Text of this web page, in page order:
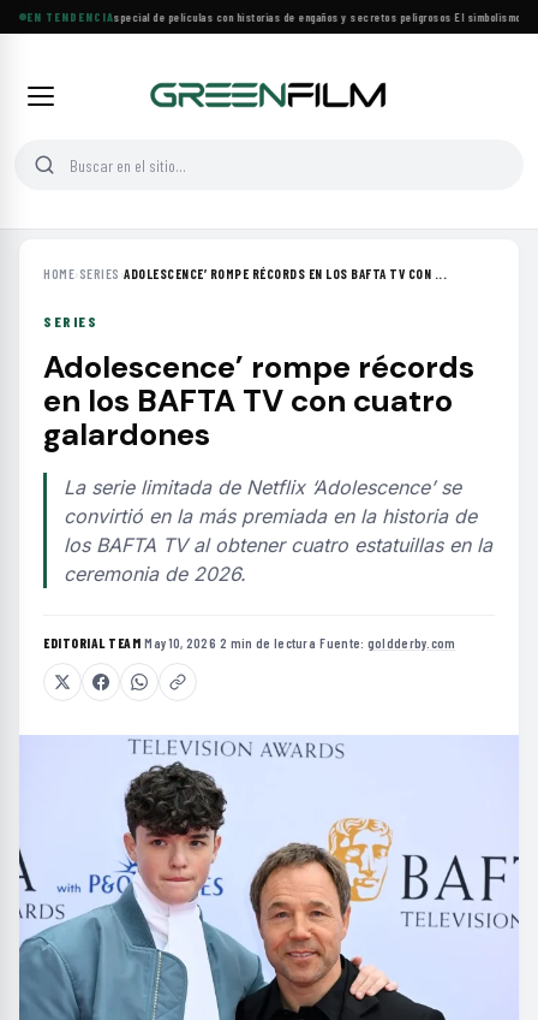
EN TENDENCIA
Lifetime estrena especial de películas con historias de engaños y secretos peligrosos·El simbolismo de
HOME› SERIES ›ADOLESCENCE’ ROMPE RÉCORDS EN LOS BAFTA TV CON ...
SERIES
Adolescence’ rompe récords
en los BAFTA TV con cuatro
galardones
La serie limitada de Netflix ‘Adolescence’ se
convirtió en la más premiada en la historia de
los BAFTA TV al obtener cuatro estatuillas en la
ceremonia de 2026.
EDITORIAL TEAM·May 10, 2026·2 min de lectura·Fuente: goldderby.com